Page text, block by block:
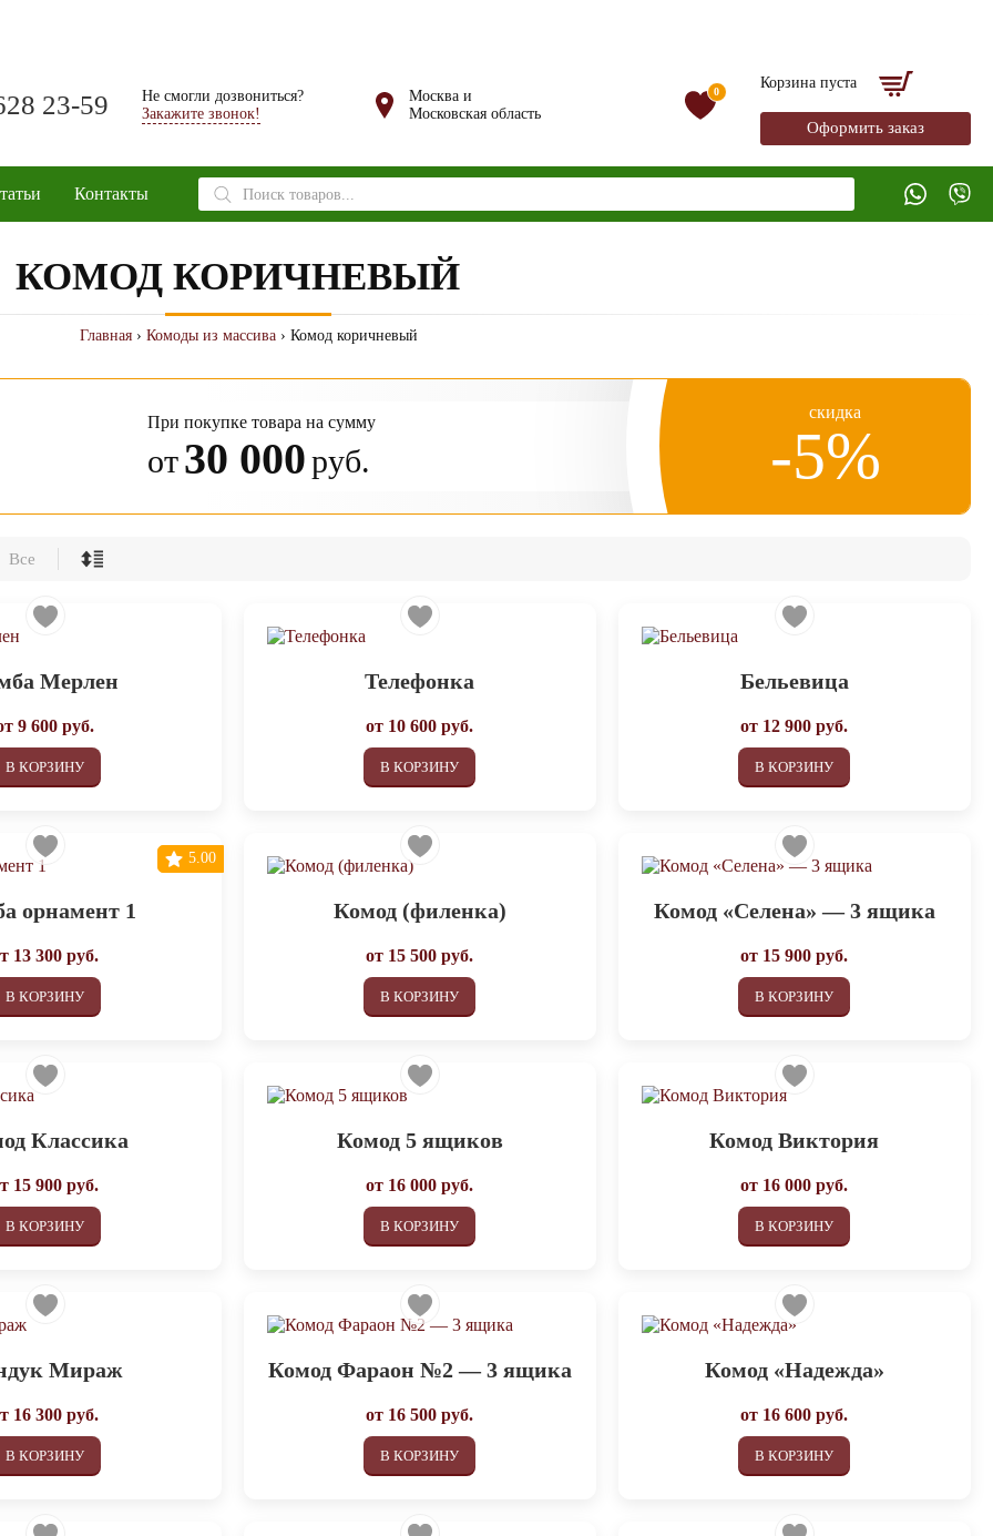
23-59
Не смогли дозвониться?
Закажите звонок!
Москва и
Московская область
0
Корзина пуста
Оформить заказ
Контакты
Поиск
товаров
КОМОД КОРИЧНЕВЫЙ
Главная› Комоды из массива› Комод коричневый
При покупке товара на сумму
от30 000руб.
скидка
-5%
Все
Мерлен
9 600 руб.
В КОРЗИНУ
Телефонка
от 10 600 руб.
В КОРЗИНУ
Бельевица
от 12 900 руб.
В КОРЗИНУ
орнамент 1
13 300 руб.
В КОРЗИНУ
5.00
Комод (филенка)
от 15 500 руб.
В КОРЗИНУ
Комод «Селена» — 3 ящика
от 15 900 руб.
В КОРЗИНУ
Классика
15 900 руб.
В КОРЗИНУ
Комод 5 ящиков
от 16 000 руб.
В КОРЗИНУ
Комод Виктория
от 16 000 руб.
В КОРЗИНУ
Мираж
16 300 руб.
В КОРЗИНУ
Комод Фараон №2 — 3 ящика
от 16 500 руб.
В КОРЗИНУ
Комод «Надежда»
от 16 600 руб.
В КОРЗИНУ